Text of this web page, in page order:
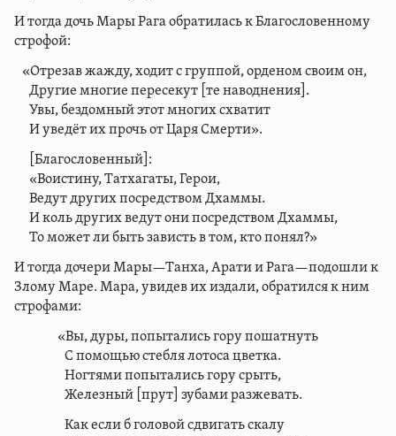
И тогда дочь Мары Рага обратилась к Благословенному
строфой:
«Отрезав жажду, ходит с группой, орденом своим он,
Другие многие пересекут [те наводнения].
Увы, бездомный этот многих схватит
И уведёт их прочь от Царя Смерти».
[Благословенный]:
«Воистину, Татхагаты, Герои,
Ведут других посредством Дхаммы.
И коль других ведут они посредством Дхаммы,
То может ли быть зависть в том, кто понял?»
И тогда дочери Мары—Танха, Арати и Рага—подошли к
Злому Маре. Мара, увидев их издали, обратился к ним
строфами:
«Вы, дуры, попытались гору пошатнуть
С помощью стебля лотоса цветка.
Ногтями попытались гору срыть,
Железный [прут] зубами разжевать.
Как если б головой сдвигать скалу